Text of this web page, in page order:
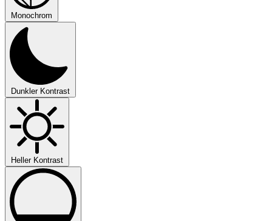
Monochrom
Dunkler Kontrast
Heller Kontrast